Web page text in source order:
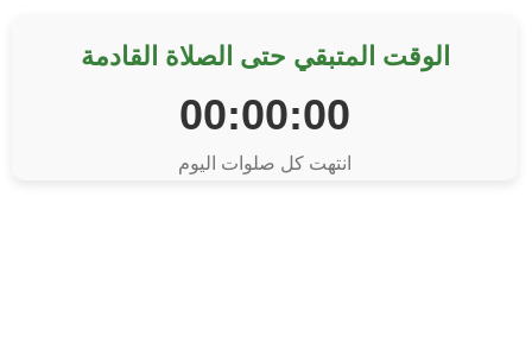
الوقت المتبقي حتى الصلاة القادمة
00:00:00
انتهت كل صلوات اليوم